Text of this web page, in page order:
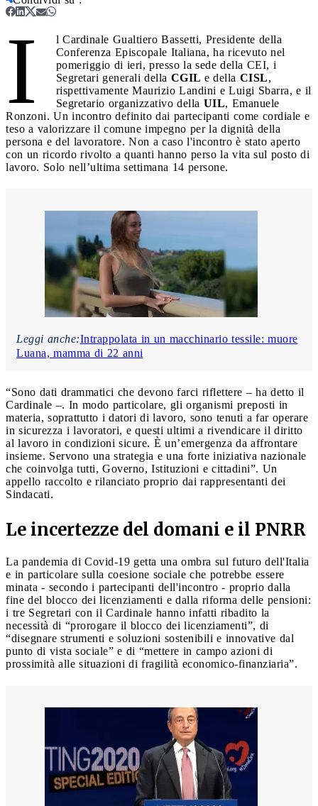
I
l Cardinale Gualtiero Bassetti, Presidente della
Conferenza Episcopale Italiana, ha ricevuto nel
pomeriggio di ieri, presso la sede della CEI, i
Segretari generali della CGIL e della CISL,
rispettivamente Maurizio Landini e Luigi Sbarra, e il
Segretario organizzativo della UIL, Emanuele
Ronzoni. Un incontro definito dai partecipanti come cordiale e
teso a valorizzare il comune impegno per la dignità della
persona e del lavoratore. Non a caso l'incontro è stato aperto
con un ricordo rivolto a quanti hanno perso la vita sul posto di
lavoro. Solo nell’ultima settimana 14 persone.
Leggi anche:Intrappolata in un macchinario tessile: muore
Luana, mamma di 22 anni
“Sono dati drammatici che devono farci riflettere – ha detto il
Cardinale –. In modo particolare, gli organismi preposti in
materia, soprattutto i datori di lavoro, sono tenuti a far operare
in sicurezza i lavoratori, e questi ultimi a rivendicare il diritto
al lavoro in condizioni sicure. È un’emergenza da affrontare
insieme. Servono una strategia e una forte iniziativa nazionale
che coinvolga tutti, Governo, Istituzioni e cittadini”. Un
appello raccolto e rilanciato proprio dai rappresentanti dei
Sindacati.
Le incertezze del domani e il PNRR
La pandemia di Covid-19 getta una ombra sul futuro dell'Italia
e in particolare sulla coesione sociale che potrebbe essere
minata - secondo i partecipanti dell'incontro - proprio dalla
fine del blocco dei licenziamenti e dalla riforma delle pensioni:
i tre Segretari con il Cardinale hanno infatti ribadito la
necessità di “prorogare il blocco dei licenziamenti”, di
“disegnare strumenti e soluzioni sostenibili e innovative dal
punto di vista sociale” e di “mettere in campo azioni di
prossimità alle situazioni di fragilità economico-finanziaria”.